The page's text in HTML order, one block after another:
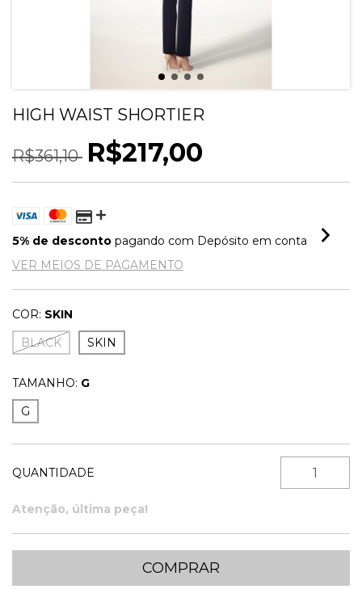
HIGH WAIST SHORTIER
R$361,10 R$217,00
5% de desconto pagando com Depósito em conta
VER MEIOS DE PAGAMENTO
COR: SKIN
BLACK
SKIN
TAMANHO: G
G
QUANTIDADE
Atenção, última peça!